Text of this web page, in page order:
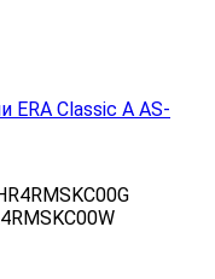
ERA Classic A AS-